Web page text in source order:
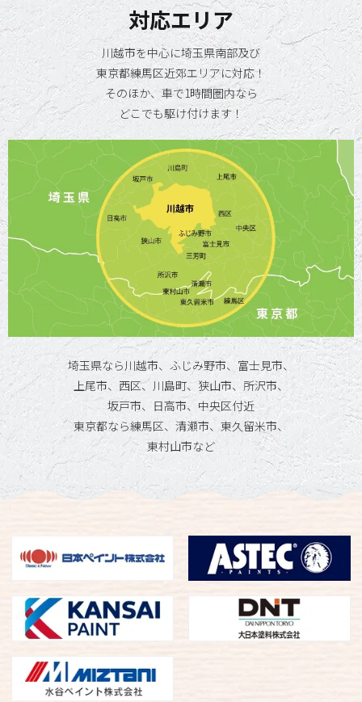
対応エリア
川越市を中心に埼玉県南部及び
東京都練馬区近郊エリアに対応！
そのほか、車で1時間圏内なら
どこでも駆け付けます！
埼玉県なら川越市、ふじみ野市、富士見市、
上尾市、西区、川島町、狭山市、所沢市、
坂戸市、日高市、中央区付近
東京都なら練馬区、清瀬市、東久留米市、
東村山市など